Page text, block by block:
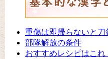
重傷は即帰らないと刀
部隊解放の条件
おすすめレシピはこれ